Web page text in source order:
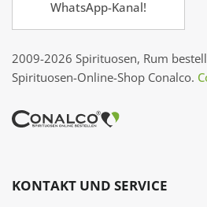
WhatsApp-Kanal!
2009-2026 Spirituosen, Rum
Spirituosen-Online-Shop Conalco.
KONTAKT UND SERVICE